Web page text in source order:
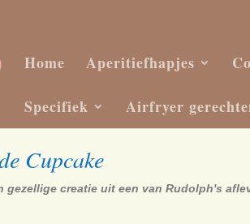
Home Aperitiefhapjes
Specifiek Airfryer
Cupcake
gezellige creatie uit een van Rudolph's